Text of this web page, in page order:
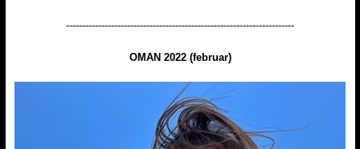
​-----------------------------------------------------------------------
OMAN 2022 (februar)